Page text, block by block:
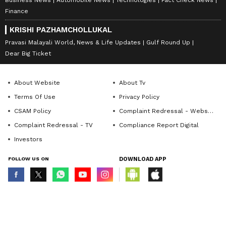
Finance
KRISHI PAZHAMCHOLLUKAL
Pravasi Malayali World, News & Life Updates
Gulf Round Up
Dear Big Ticket
About Website
About Tv
Terms Of Use
Privacy Policy
CSAM Policy
Complaint Redressal - Website
Complaint Redressal - TV
Compliance Report Digital
Investors
FOLLOW US ON DOWNLOAD APP